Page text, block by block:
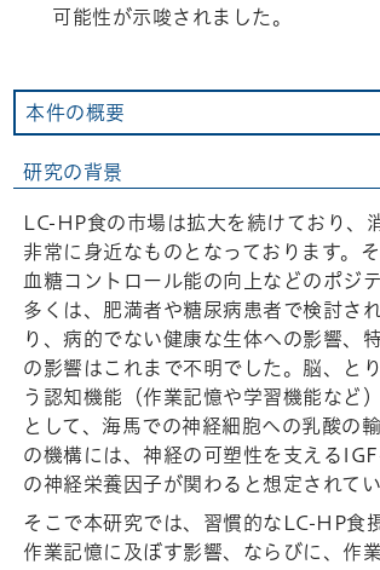
可能性が示唆されました。
本件の概要
研究の背景
LC-HP食の市場は拡大を続けており、
非常に身近なものとなっております。
血糖コントロール能の向上などのポジ
多くは、肥満者や糖尿病患者で検討さ
り、病的でない健康な生体への影響、
の影響はこれまで不明でした。脳、と
う認知機能（作業記憶や学習機能など
として、海馬での神経細胞への乳酸の
の機構には、神経の可塑性を支える
の神経栄養因子が関わると想定されてい
そこで本研究では、習慣的なLC-HP食
作業記憶に及ぼす影響、ならびに、作